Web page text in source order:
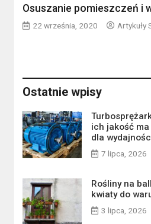
Osuszanie pomieszczeń i
22 września, 2020 Artykuły
Ostatnie wpisy
ich jakość
dla
7 lipca, 2026
Rośliny na
kwiaty do
3 lipca, 2026